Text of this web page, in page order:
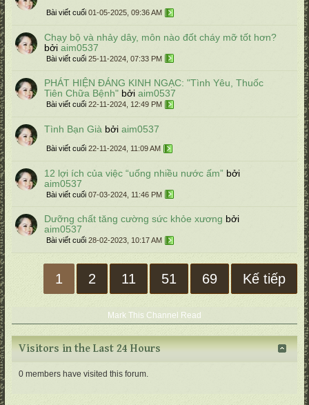
Bài viết cuối 01-05-2025, 09:36 AM
Chạy bộ và nhảy dây, môn nào đốt cháy mỡ tốt hơn?
bởi aim0537
Bài viết cuối 25-11-2024, 07:33 PM
PHÁT HIỆN ĐÁNG KINH NGẠC: "Tình Yêu, Thuốc
Tiên Chữa Bệnh" bởi aim0537
Bài viết cuối 22-11-2024, 12:49 PM
Tình Bạn Già bởi aim0537
Bài viết cuối 22-11-2024, 11:09 AM
12 lợi ích của việc “uống nhiều nước ấm” bởi
aim0537
Bài viết cuối 07-03-2024, 11:46 PM
Dưỡng chất tăng cường sức khỏe xương bởi
aim0537
Bài viết cuối 28-02-2023, 10:17 AM
1 2 11 51 69 Kế tiếp
Mark This Channel Read
Visitors in the Last 24 Hours
0 members have visited this forum.